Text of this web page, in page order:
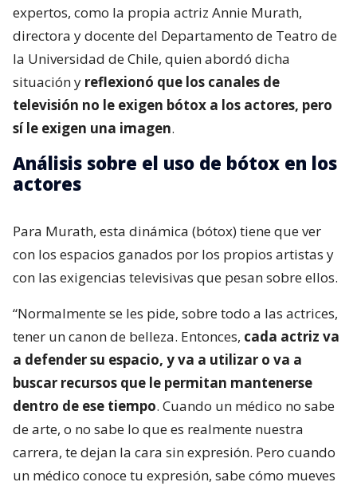
expertos, como la propia actriz Annie Murath,
directora y docente del Departamento de Teatro de
la Universidad de Chile, quien abordó dicha
situación y reflexionó que los canales de
televisión no le exigen bótox a los actores, pero
sí le exigen una imagen.
Análisis sobre el uso de bótox en los
actores
Para Murath, esta dinámica (bótox) tiene que ver
con los espacios ganados por los propios artistas y
con las exigencias televisivas que pesan sobre ellos.
“Normalmente se les pide, sobre todo a las actrices,
tener un canon de belleza. Entonces, cada actriz va
a defender su espacio, y va a utilizar o va a
buscar recursos que le permitan mantenerse
dentro de ese tiempo. Cuando un médico no sabe
de arte, o no sabe lo que es realmente nuestra
carrera, te dejan la cara sin expresión. Pero cuando
un médico conoce tu expresión, sabe cómo mueves